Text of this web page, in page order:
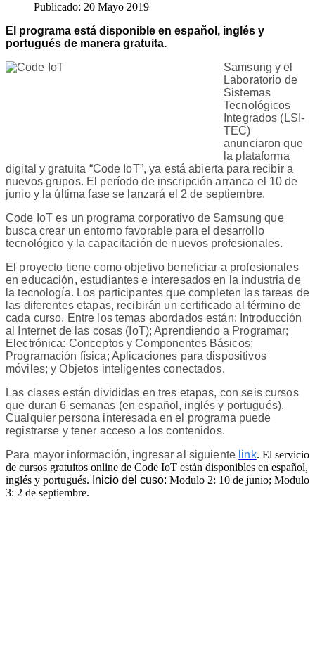
Publicado: 20 Mayo 2019
El programa está disponible en español, inglés y
portugués de manera gratuita.
Samsung y el
Laboratorio de
Sistemas
Tecnológicos
Integrados (LSI-
TEC)
anunciaron que
la plataforma
digital y gratuita “Code IoT”, ya está abierta para recibir a
nuevos grupos. El período de inscripción arranca el 10 de
junio y la última fase se lanzará el 2 de septiembre.
Code IoT es un programa corporativo de Samsung que
busca crear un entorno favorable para el desarrollo
tecnológico y la capacitación de nuevos profesionales.
El proyecto tiene como objetivo beneficiar a profesionales
en educación, estudiantes e interesados en la industria de
la tecnología. Los participantes que completen las tareas de
las diferentes etapas, recibirán un certificado al término de
cada curso. Entre los temas abordados están: Introducción
al Internet de las cosas (IoT); Aprendiendo a Programar;
Electrónica: Conceptos y Componentes Básicos;
Programación física; Aplicaciones para dispositivos
móviles; y Objetos inteligentes conectados.
Las clases están divididas en tres etapas, con seis cursos
que duran 6 semanas (en español, inglés y portugués).
Cualquier persona interesada en el programa puede
registrarse y tener acceso a los contenidos.
Para mayor información, ingresar al siguiente link. El servicio
de cursos gratuitos online de Code IoT están disponibles en español,
inglés y portugués. Inicio del cuso: Modulo 2: 10 de junio; Modulo
3: 2 de septiembre.